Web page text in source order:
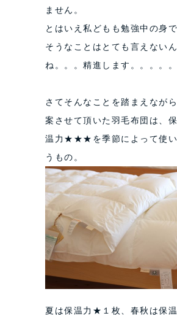
ません。
とはいえ私どもも勉強中の身
そうなことはとても言えない
ね。。。精進します。。。。。
さてそんなことを踏まえなが
案させて頂いた羽毛布団は、
温力★★★を季節によって使い
うもの。
夏は保温力★１枚、春秋は保